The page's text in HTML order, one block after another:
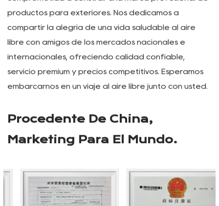
principales incluyen vehículos para acampar al aire
libre, mesas y sillas para exteriores, mesas enrollables
de aleación de aluminio, soportes para lámparas
para acampar al aire libre, marquesinas para
exteriores, sillas KEMET y suministros de
almacenamiento para exteriores. Con un equipo
comprometida a construir una marca profesional de
compartir la alegría de una vida saludable al aire
internacionales, ofreciendo calidad confiable,
servicio premium y precios competitivos. Esperamos
embarcarnos en un viaje al aire libre junto con usted.